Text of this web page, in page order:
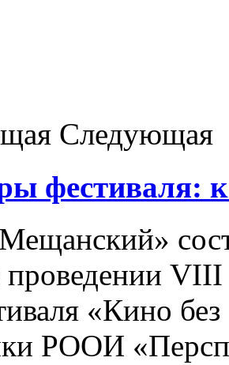
Следующая
фестиваля:
проведении
«Кино
РООИ